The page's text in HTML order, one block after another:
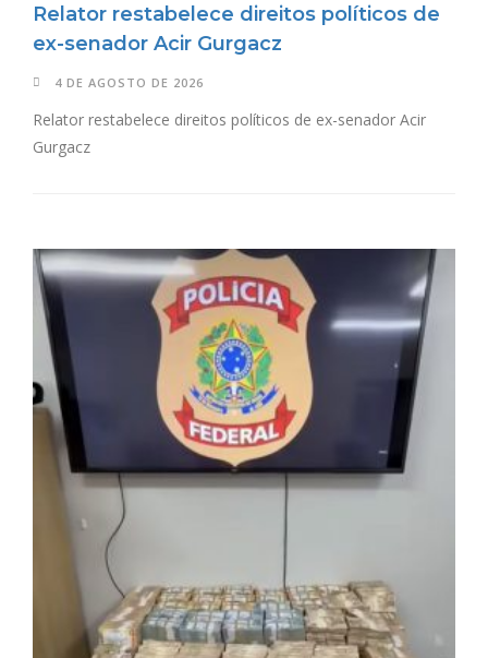
Relator restabelece direitos políticos de
ex-senador Acir Gurgacz
4 DE AGOSTO DE 2026
Relator restabelece direitos políticos de ex-senador Acir
Gurgacz